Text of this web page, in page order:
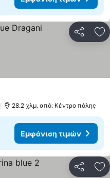
28.2 χλμ. από: Κέντρο πόλης
Εμφάνιση τιμών